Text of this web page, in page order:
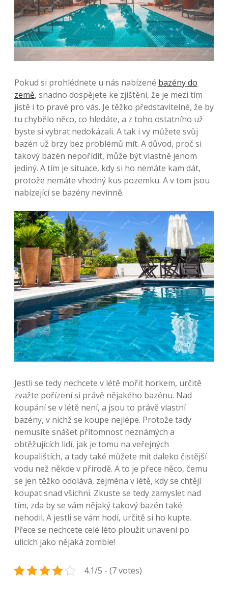
Pokud si prohlédnete u nás nabízené bazény do
země, snadno dospějete ke zjištění, že je mezi tím
jistě i to pravé pro vás. Je těžko představitelné, že by
tu chybělo něco, co hledáte, a z toho ostatního už
byste si vybrat nedokázali. A tak i vy můžete svůj
bazén už brzy bez problémů mít. A důvod, proč si
takový bazén nepořídit, může být vlastně jenom
jediný. A tím je situace, kdy si ho nemáte kam dát,
protože nemáte vhodný kus pozemku. A v tom jsou
nabízející se bazény nevinně.
Jestli se tedy nechcete v létě mořit horkem, určitě
zvažte pořízení si právě nějakého bazénu. Nad
koupání se v létě není, a jsou to právě vlastní
bazény, v nichž se koupe nejlépe. Protože tady
nemusíte snášet přítomnost neznámých a
obtěžujících lidí, jak je tomu na veřejných
koupalištích, a tady také můžete mít daleko čistější
vodu než někde v přírodě. A to je přece něco, čemu
se jen těžko odolává, zejména v létě, kdy se chtějí
koupat snad všichni. Zkuste se tedy zamyslet nad
tím, zda by se vám nějaký takový bazén také
nehodil. A jestli se vám hodí, určitě si ho kupte.
Přece se nechcete celé léto ploužit unavení po
ulicích jako nějaká zombie!
4.1/5 - (7 votes)